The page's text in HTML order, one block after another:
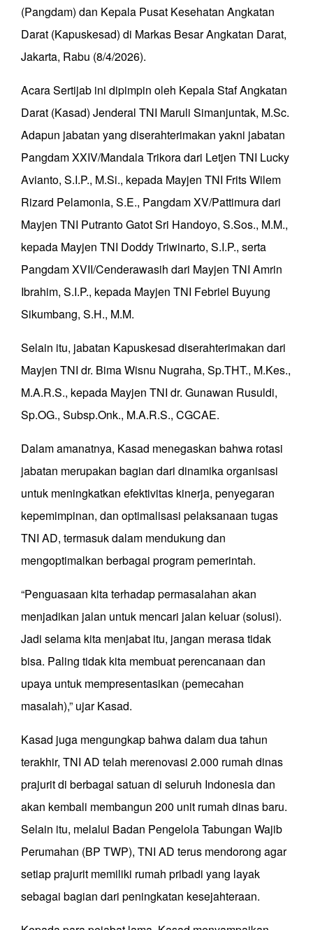
(Pangdam) dan Kepala Pusat Kesehatan Angkatan
Darat (Kapuskesad) di Markas Besar Angkatan Darat,
Jakarta, Rabu (8/4/2026).
Acara Sertijab ini dipimpin oleh Kepala Staf Angkatan
Darat (Kasad) Jenderal TNI Maruli Simanjuntak, M.Sc.
Adapun jabatan yang diserahterimakan yakni jabatan
Pangdam XXIV/Mandala Trikora dari Letjen TNI Lucky
Avianto, S.I.P., M.Si., kepada Mayjen TNI Frits Wilem
Rizard Pelamonia, S.E., Pangdam XV/Pattimura dari
Mayjen TNI Putranto Gatot Sri Handoyo, S.Sos., M.M.,
kepada Mayjen TNI Doddy Triwinarto, S.I.P., serta
Pangdam XVII/Cenderawasih dari Mayjen TNI Amrin
Ibrahim, S.I.P., kepada Mayjen TNI Febriel Buyung
Sikumbang, S.H., M.M.
Selain itu, jabatan Kapuskesad diserahterimakan dari
Mayjen TNI dr. Bima Wisnu Nugraha, Sp.THT., M.Kes.,
M.A.R.S., kepada Mayjen TNI dr. Gunawan Rusuldi,
Sp.OG., Subsp.Onk., M.A.R.S., CGCAE.
Dalam amanatnya, Kasad menegaskan bahwa rotasi
jabatan merupakan bagian dari dinamika organisasi
untuk meningkatkan efektivitas kinerja, penyegaran
kepemimpinan, dan optimalisasi pelaksanaan tugas
TNI AD, termasuk dalam mendukung dan
mengoptimalkan berbagai program pemerintah.
“Penguasaan kita terhadap permasalahan akan
menjadikan jalan untuk mencari jalan keluar (solusi).
Jadi selama kita menjabat itu, jangan merasa tidak
bisa. Paling tidak kita membuat perencanaan dan
upaya untuk mempresentasikan (pemecahan
masalah),” ujar Kasad.
Kasad juga mengungkap bahwa dalam dua tahun
terakhir, TNI AD telah merenovasi 2.000 rumah dinas
prajurit di berbagai satuan di seluruh Indonesia dan
akan kembali membangun 200 unit rumah dinas baru.
Selain itu, melalui Badan Pengelola Tabungan Wajib
Perumahan (BP TWP), TNI AD terus mendorong agar
setiap prajurit memiliki rumah pribadi yang layak
sebagai bagian dari peningkatan kesejahteraan.